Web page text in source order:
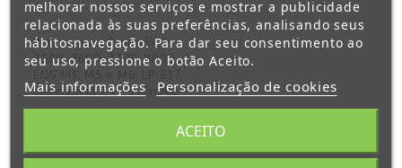
Bateria para Canon EOS
750D, 760D, 770D, 800D,
EOS M3, M5 e M6. LP-E17
compatível 7,4V 950mAh.
melhorar nossos serviços e mostrar a publicidade
relacionada às suas preferências, analisando seus
hábitosnavegação. Para dar seu consentimento ao
seu uso, pressione o botão Aceito.
Mais informações Personalização de cookies
ACEITO